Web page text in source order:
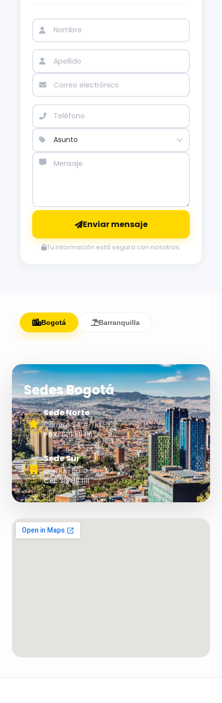
Enviar mensaje
Tu información está segura con nosotros.
Bogotá Barranquilla
Sedes Bogotá
Sede Norte
Carrera 24 # 71a - 68
PBX:601 811 1111
Sede Sur
Carrera 50 # 5F - 92
Cel:313 811 1111